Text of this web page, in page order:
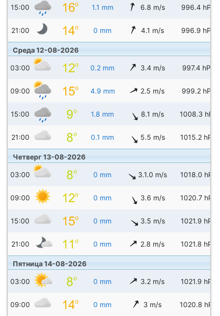
15:00 1.1 mm 6.8 m/s 996.4 hPa
21:00 0 mm 4.1 m/s 996.9 hPa
Среда 12-08-2026
03:00 0.2 mm 3.4 m/s 997.4 hPa
09:00 4.9 mm 2.5 m/s 999.2 hPa
15:00 1.8 mm 8.1 m/s 1008.3 hPa
21:00 0.1 mm 5.5 m/s 1015.2 hPa
Четверг 13-08-2026
03:00 0 mm 3.1.0 m/s 1018.0 hPa
09:00 0 mm 3.6 m/s 1020.7 hPa
15:00 0 mm 3.5 m/s 1021.9 hPa
21:00 0 mm 2.8 m/s 1021.8 hPa
Пятница 14-08-2026
03:00 0 mm 3.2 m/s 1021.9 hPa
09:00 0 mm 3 m/s 1020.8 hPa